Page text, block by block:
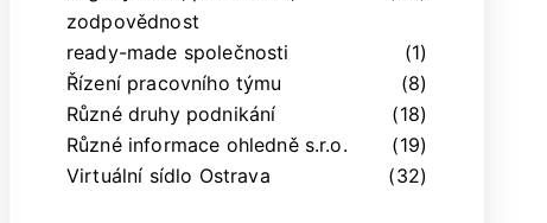
zodpovědnost
ready-made společnosti
(1)
Řízení pracovního týmu
(8)
Různé druhy podnikání
(18)
Různé informace ohledně s.r.o.
(19)
Virtuální sídlo Ostrava
(32)